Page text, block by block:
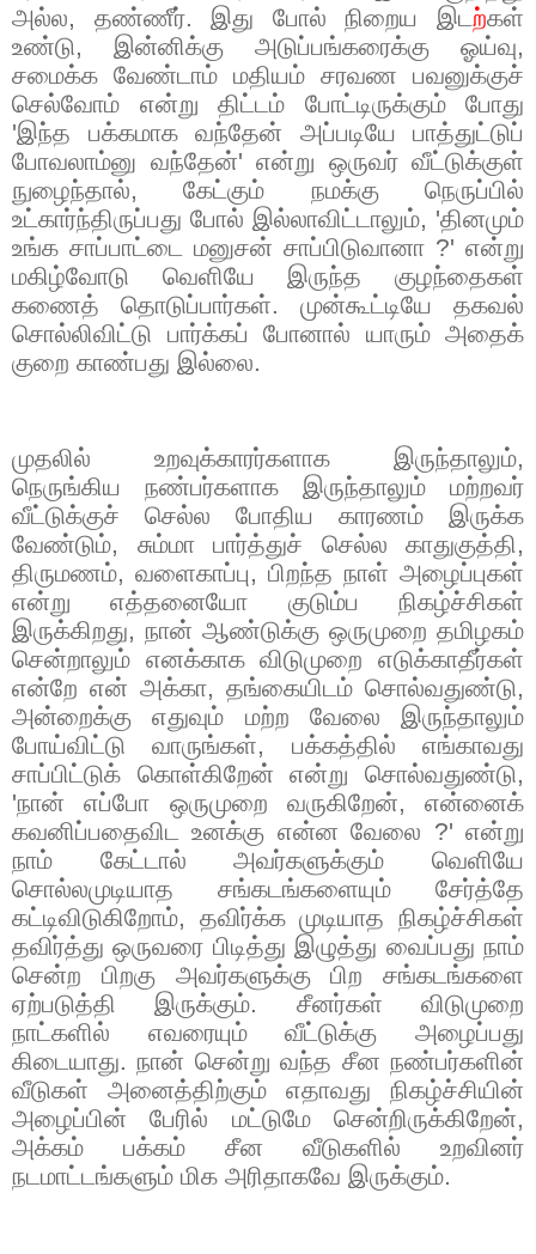
அல்ல, தண்ணீர். இது போல் நிறைய இடற்கள்
உண்டு, இன்னிக்கு அடுப்பங்கரைக்கு ஓய்வு,
சமைக்க வேண்டாம் மதியம் சரவண பவனுக்குச்
செல்வோம் என்று திட்டம் போட்டிருக்கும் போது
'இந்த பக்கமாக வந்தேன் அப்படியே பாத்துட்டுப்
போவலாம்னு வந்தேன்' என்று ஒருவர் வீட்டுக்குள்
நுழைந்தால்,கேட்கும் நமக்கு நெருப்பில்
உட்கார்ந்திருப்பது போல் இல்லாவிட்டாலும், 'தினமும்
உங்க சாப்பாட்டை மனுசன் சாப்பிடுவானா ?' என்று
மகிழ்வோடு வெளியே இருந்த குழந்தைகள்
கணைத் தொடுப்பார்கள். முன்கூட்டியே தகவல்
சொல்லிவிட்டு பார்க்கப் போனால் யாரும் அதைக்
குறை காண்பது இல்லை.
முதலில் உறவுக்காரர்களாக இருந்தாலும்,
நெருங்கிய நண்பர்களாக இருந்தாலும் மற்றவர்
வீட்டுக்குச் செல்ல போதிய காரணம் இருக்க
வேண்டும், சும்மா பார்த்துச் செல்ல காதுகுத்தி,
திருமணம், வளைகாப்பு, பிறந்த நாள் அழைப்புகள்
என்று எத்தனையோ குடும்ப நிகழ்ச்சிகள்
இருக்கிறது, நான் ஆண்டுக்கு ஒருமுறை தமிழகம்
சென்றாலும் எனக்காக விடுமுறை எடுக்காதீர்கள்
என்றே என் அக்கா, தங்கையிடம் சொல்வதுண்டு,
அன்றைக்கு எதுவும் மற்ற வேலை இருந்தாலும்
போய்விட்டு வாருங்கள், பக்கத்தில் எங்காவது
சாப்பிட்டுக் கொள்கிறேன் என்று சொல்வதுண்டு,
'நான் எப்போ ஒருமுறை வருகிறேன், என்னைக்
கவனிப்பதைவிட உனக்கு என்ன வேலை ?'என்று
நாம் கேட்டால் அவர்களுக்கும் வெளியே
சொல்லமுடியாத சங்கடங்களையும் சேர்த்தே
கட்டிவிடுகிறோம், தவிர்க்க முடியாத நிகழ்ச்சிகள்
தவிர்த்து ஒருவரை பிடித்து இழுத்து வைப்பது நாம்
சென்ற பிறகு அவர்களுக்கு பிற சங்கடங்களை
ஏற்படுத்தி இருக்கும். சீனர்கள் விடுமுறை
நாட்களில் எவரையும் வீட்டுக்கு அழைப்பது
கிடையாது. நான் சென்று வந்த சீன நண்பர்களின்
வீடுகள் அனைத்திற்கும் எதாவது நிகழ்ச்சியின்
அழைப்பின் பேரில் மட்டுமே சென்றிருக்கிறேன்,
அக்கம் பக்கம் சீன வீடுகளில் உறவினர்
நடமாட்டங்களும் மிக அரிதாகவே இருக்கும்.